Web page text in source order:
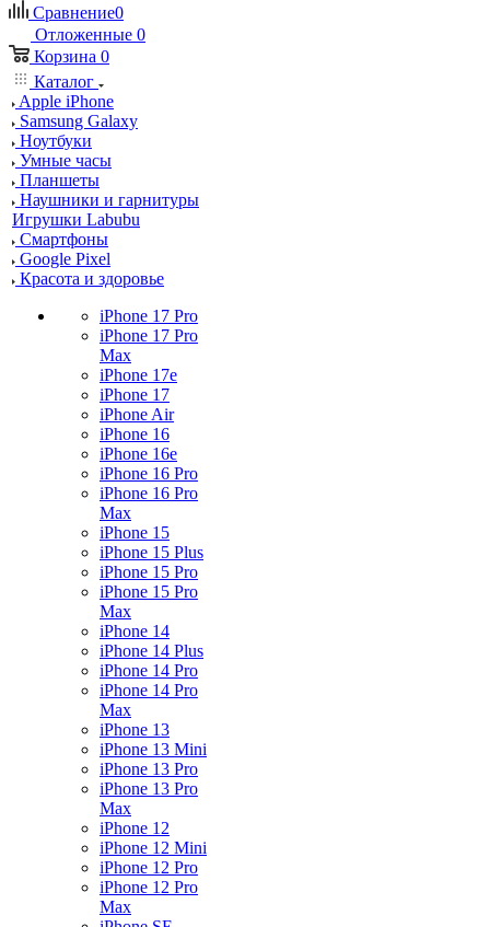
Сравнение0
Отложенные 0
Корзина 0
Каталог
Apple iPhone
Samsung Galaxy
Ноутбуки
Умные часы
Планшеты
Наушники и гарнитуры
Игрушки Labubu
Смартфоны
Google Pixel
Красота и здоровье
iPhone 17 Pro
iPhone 17 Pro
Max
iPhone 17e
iPhone 17
iPhone Air
iPhone 16
iPhone 16e
iPhone 16 Pro
iPhone 16 Pro
Max
iPhone 15
iPhone 15 Plus
iPhone 15 Pro
iPhone 15 Pro
Max
iPhone 14
iPhone 14 Plus
iPhone 14 Pro
iPhone 14 Pro
Max
iPhone 13
iPhone 13 Mini
iPhone 13 Pro
iPhone 13 Pro
Max
iPhone 12
iPhone 12 Mini
iPhone 12 Pro
iPhone 12 Pro
Max